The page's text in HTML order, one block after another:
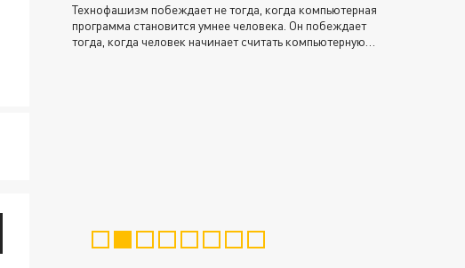
Технофашизм побеждает не тогда, когда компьютерная
программа становится умнее человека. Он побеждает
тогда, когда человек начинает считать компьютерную